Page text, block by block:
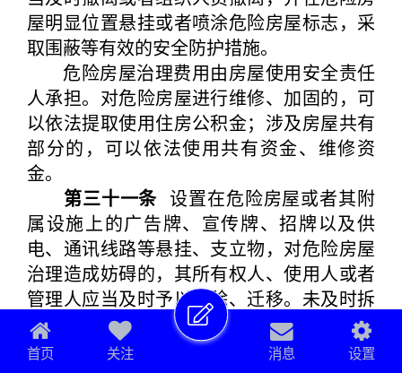
屋明显位置悬挂或者喷涂危险房屋标志，采
取围蔽等有效的安全防护措施。
危险房屋治理费用由房屋使用安全责任
人承担。对危险房屋进行维修、加固的，可
以依法提取使用住房公积金；涉及房屋共有
部分的，可以依法使用共有资金、维修资
金。
第三十一条 设置在危险房屋或者其附
属设施上的广告牌、宣传牌、招牌以及供
电、通讯线路等悬挂、支立物，对危险房屋
治理造成妨碍的，其所有权人、使用人或者
管理人应当及时予以拆除、迁移。未及时拆
除、迁移的，由相关行政主管部门责令限期
改正。
首页 关注 消息 设置